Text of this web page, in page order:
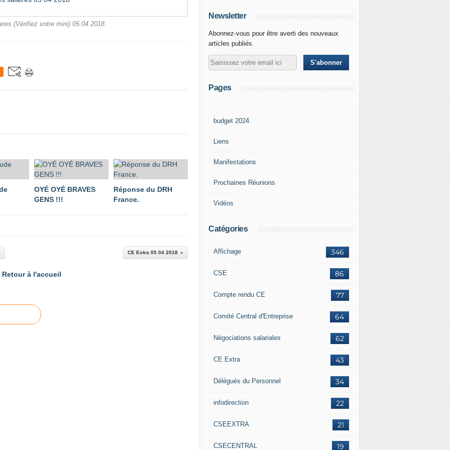
(Vérifiez votre mini) 05 04 2018
OYÉ OYÉ BRAVES
GENS !!!
Réponse du DRH
France.
CE Extra 05 04 2018
Retour à l'accueil
Newsletter
Abonnez-vous pour être averti des nouveaux
articles publiés.
Pages
budget 2024
Liens
Manifestations
Prochaines Réunions
Vidéos
Catégories
346
Affichage
86
CSE
77
Compte rendu CE
64
Comité Central d'Entreprise
62
Négociations salariales
43
CE Extra
34
Délégués du Personnel
22
infodirection
21
CSEEXTRA
19
CSECENTRAL